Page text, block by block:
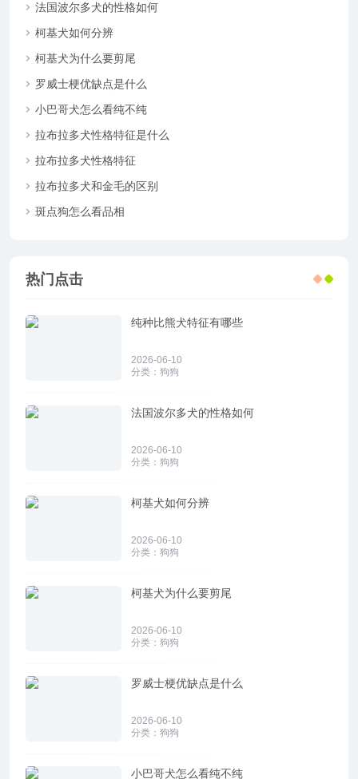
法国波尔多犬的性格如何
柯基犬如何分辨
柯基犬为什么要剪尾
罗威士梗优缺点是什么
小巴哥犬怎么看纯不纯
拉布拉多犬性格特征是什么
拉布拉多犬性格特征
拉布拉多犬和金毛的区别
斑点狗怎么看品相
热门点击
纯种比熊犬特征有哪些
2026-06-10
分类： 狗狗
法国波尔多犬的性格如何
2026-06-10
分类： 狗狗
柯基犬如何分辨
2026-06-10
分类： 狗狗
柯基犬为什么要剪尾
2026-06-10
分类： 狗狗
罗威士梗优缺点是什么
2026-06-10
分类： 狗狗
小巴哥犬怎么看纯不纯